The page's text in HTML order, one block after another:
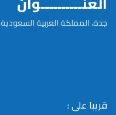
جدة، المملكة العربية السعودية
قريبا على :